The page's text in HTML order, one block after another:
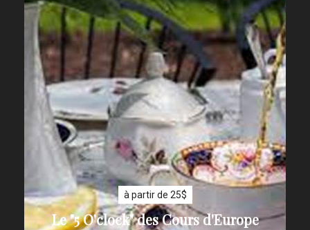
à partir de 25$
Le "5 O'clock" des Cours d'Europe